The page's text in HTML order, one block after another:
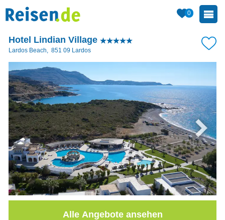
0
Hotel Lindian Village
Lardos Beach, 851 09 Lardos
Alle Angebote ansehen